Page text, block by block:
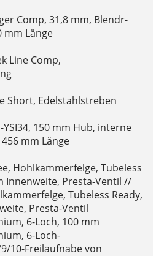
Comp, 31,8 mm, Blendr-
mm Länge
Line Comp,
Short, Edelstahlstreben
YSI34, 150 mm Hub, interne
mm Länge
Hohlkammerfelge, Tubeless
Innenweite, Presta-Ventil //
Tubeless Ready,
Presta-Ventil
6-Loch, 100 mm
6-Loch-
10-Freilaufnabe von